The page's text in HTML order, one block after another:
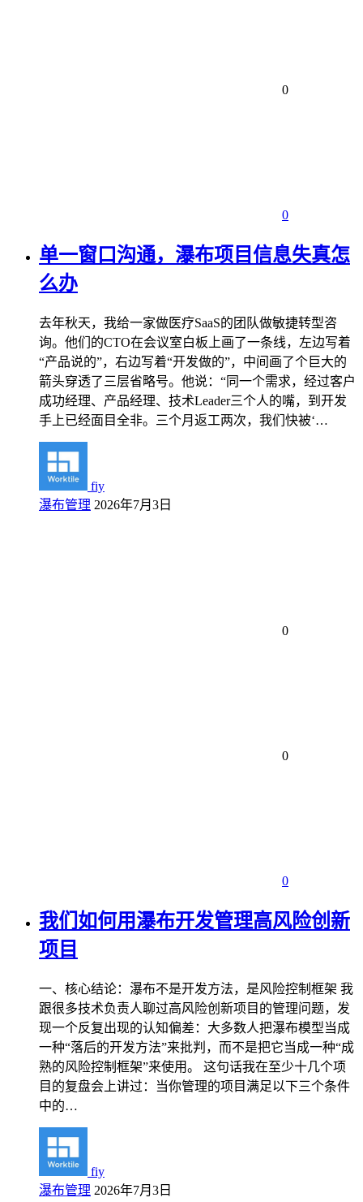
0
0
单一窗口沟通，瀑布项目信息失真怎
么办
去年秋天，我给一家做医疗SaaS的团队做敏捷转型咨
询。他们的CTO在会议室白板上画了一条线，左边写着
“产品说的”，右边写着“开发做的”，中间画了个巨大的
箭头穿透了三层省略号。他说：“同一个需求，经过客户
成功经理、产品经理、技术Leader三个人的嘴，到开发
手上已经面目全非。三个月返工两次，我们快被‘…
fiy
瀑布管理 2026年7月3日
0
0
0
我们如何用瀑布开发管理高风险创新
项目
一、核心结论：瀑布不是开发方法，是风险控制框架 我
跟很多技术负责人聊过高风险创新项目的管理问题，发
现一个反复出现的认知偏差：大多数人把瀑布模型当成
一种“落后的开发方法”来批判，而不是把它当成一种“成
熟的风险控制框架”来使用。 这句话我在至少十几个项
目的复盘会上讲过：当你管理的项目满足以下三个条件
中的…
fiy
瀑布管理 2026年7月3日